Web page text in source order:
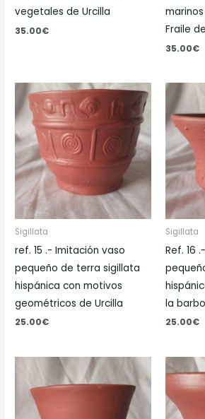
vegetales de Urcilla
35.00€
Fraile
35.00€
Sigillata
ref. 15 .- Imitación vaso
pequeño de terra sigillata
hispánica con motivos
geométricos de Urcilla
25.00€
Sigillata
Ref. 16
la
25.00€